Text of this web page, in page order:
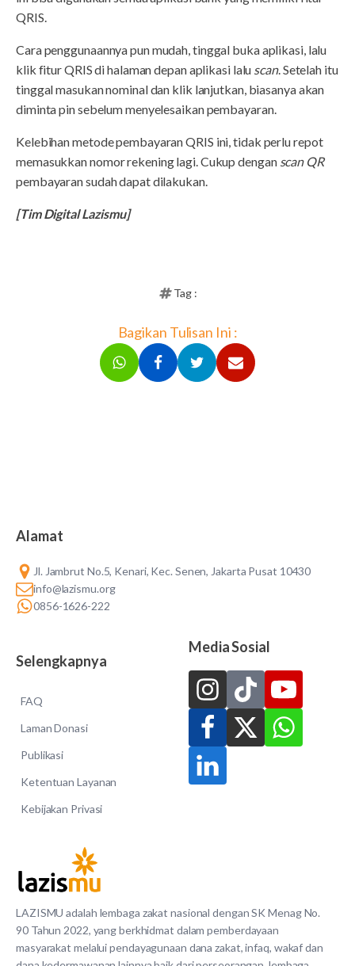
QRIS.
Cara penggunaannya pun mudah, tinggal buka aplikasi, lalu
klik fitur QRIS di halaman depan aplikasi lalu scan. Setelah itu
tinggal masukan nominal dan klik lanjutkan, biasanya akan
diminta pin sebelum menyelesaikan pembayaran.
Kelebihan metode pembayaran QRIS ini, tidak perlu repot
memasukkan nomor rekening lagi. Cukup dengan scan QR
pembayaran sudah dapat dilakukan.
[Tim Digital Lazismu]
Tag :
Bagikan Tulisan Ini :
LAZISMU adalah lembaga zakat nasional dengan SK Menag No.
90 Tahun 2022, yang berkhidmat dalam pemberdayaan
masyarakat melalui pendayagunaan dana zakat, infaq, wakaf dan
Alamat
Jl. Jambrut No.5, Kenari, Kec. Senen, Jakarta Pusat 10430
info@lazismu.org
0856-1626-222
Selengkapnya
FAQ
Laman Donasi
Publikasi
Ketentuan Layanan
Kebijakan Privasi
Media Sosial